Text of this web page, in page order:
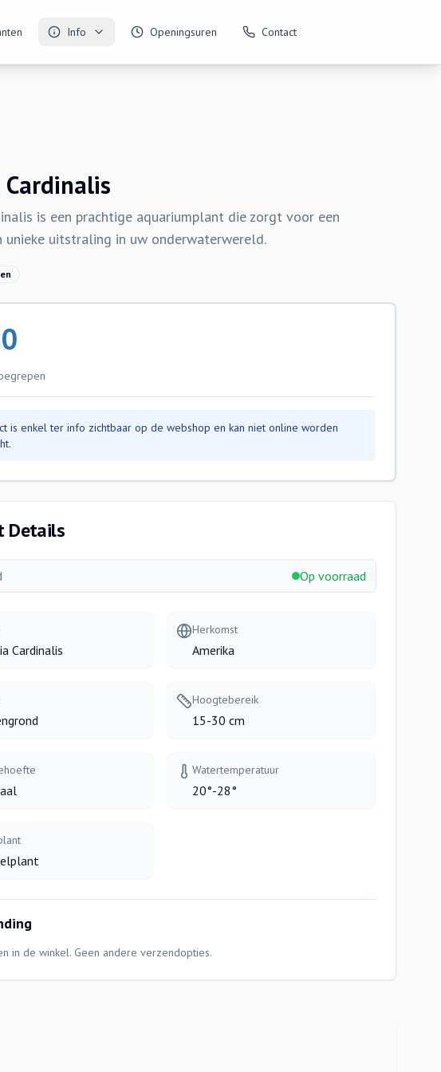
Info Openingsuren Contact
is een prachtige aquariumplant die zorgt voor een
unieke uitstraling in uw onderwaterwereld.
is enkel ter info zichtbaar op de webshop en kan niet online worden
Details
Op voorraad
Cardinalis
Herkomst
Amerika
Hoogtebereik
15-30 cm
Watertemperatuur
20°-28°
in de winkel. Geen andere verzendopties.